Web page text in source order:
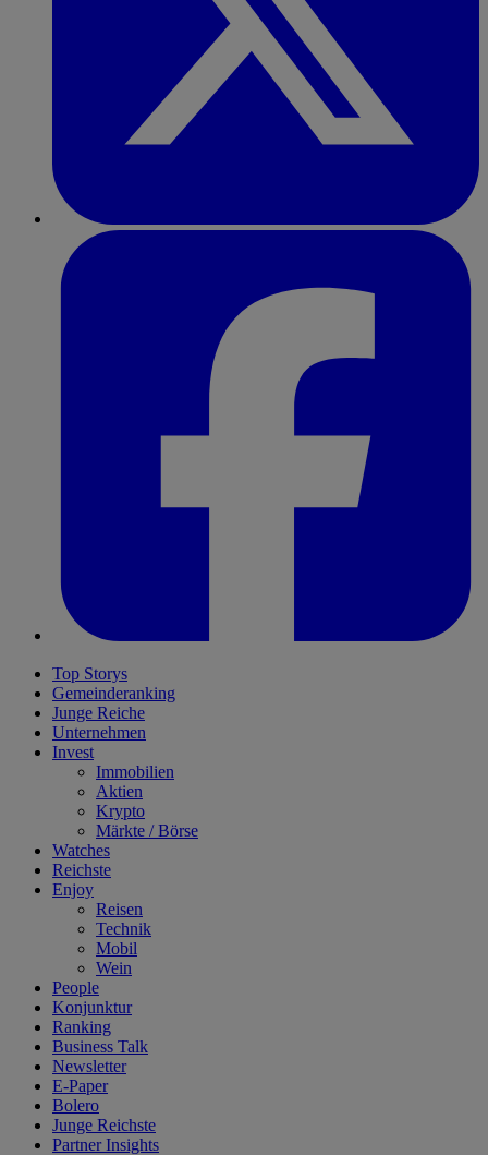
Top Storys
Gemeinderanking
Junge Reiche
Unternehmen
Invest
Immobilien
Aktien
Krypto
Märkte / Börse
Watches
Reichste
Enjoy
Reisen
Technik
Mobil
Wein
People
Konjunktur
Ranking
Business Talk
Newsletter
E-Paper
Bolero
Junge Reichste
Partner Insights